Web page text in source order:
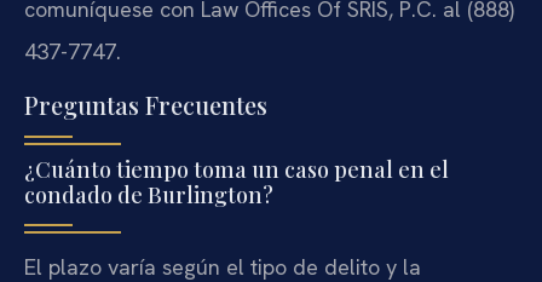
comuníquese con Law Offices Of SRIS, P.C. al (888)
437-7747.
Preguntas Frecuentes
¿Cuánto tiempo toma un caso penal en el
condado de Burlington?
El plazo varía según el tipo de delito y la